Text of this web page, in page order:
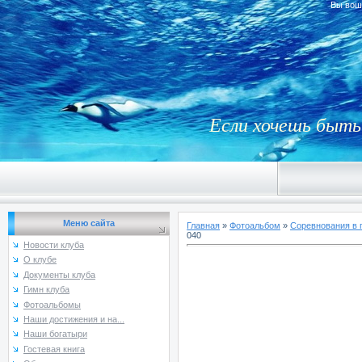
Вы
Если хочешь быть
Меню сайта
Новости клуба
О клубе
Документы клуба
Гимн клуба
Фотоальбомы
Наши достижения и на...
Наши богатыри
Гостевая книга
Главная » Фотоальбом » Соревнования в
040